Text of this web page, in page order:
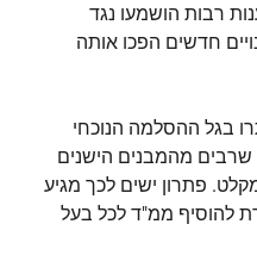
רבות הושמעו נגד
38, אבל שינויים חדשים הפכו אותה
בגל ההסלמה הנוכחי
מהמבנים הישנים
פתרון ישים לכך מגיע
38, שמאפשרת להוסיף ממ"ד לכל בעל